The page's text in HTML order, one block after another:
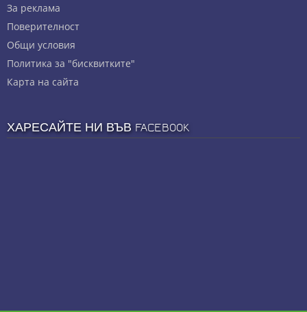
За реклама
Πoвepитeлнocт
Общи условия
Политика за "бисквитките"
Карта на сайта
ХАРЕСАЙТЕ НИ ВЪВ FACEBOOK